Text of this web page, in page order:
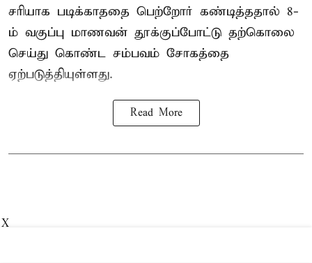
சரியாக படிக்காததை பெற்றோர் கண்டித்ததால் 8-
ம் வகுப்பு மாணவன் தூக்குப்போட்டு தற்கொலை
செய்து கொண்ட சம்பவம் சோகத்தை
ஏற்படுத்தியுள்ளது.
Read More
X